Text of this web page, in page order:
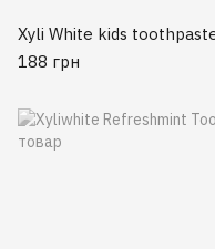
Xyli White kids
188 грн